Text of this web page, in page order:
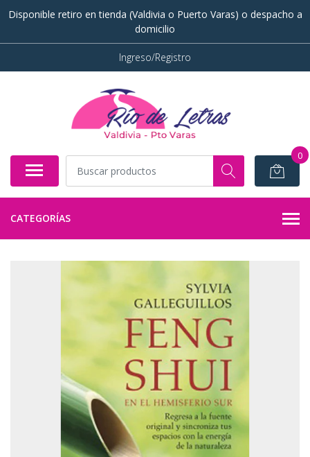
Disponible retiro en tienda (Valdivia o Puerto Varas) o despacho a
domicilio
Ingreso/Registro
0
CATEGORÍAS